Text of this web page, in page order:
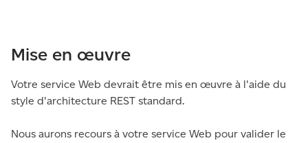
Mise en œuvre
Votre service Web devrait être mis en œuvre à l'aide du
style d'architecture REST standard.
Nous aurons recours à votre service Web pour valider le